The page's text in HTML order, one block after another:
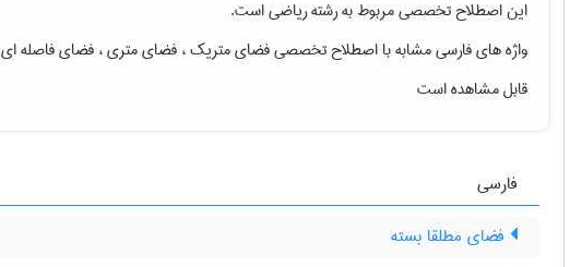
این اصطلاح تخصصی مربوط به رشتهرياضیاست.
واژه های فارسی مشابه با اصطلاح تخصصیفضای متریک ، فضای متری ، فضای فاصله ای
قابل مشاهده است
فارسی
فضای مطلقا بسته